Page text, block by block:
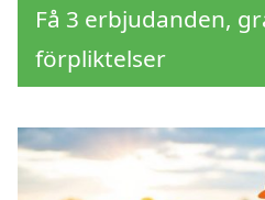
Få 3 erbjudanden,
förpliktelser